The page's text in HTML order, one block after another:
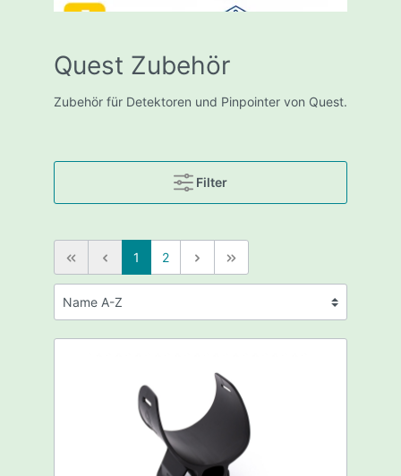
Quest Zubehör
Zubehör für Detektoren und Pinpointer von Quest.
Filter
1 2